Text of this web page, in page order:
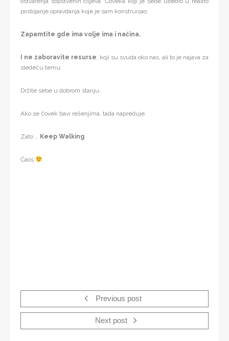
postojanje opravdanja koje je sam konstruisao.
Zapamtite gde ima volje ima i načina.
I ne zaboravite resurse, koji su svuda oko nas, ali to je najava za
sledeću temu.
Držite sebe u dobrom stanju.
Ako se čovek bavi rešenjima, tada napreduje.
Zato … Keep Walking
Ćaos
Previous post
Next post